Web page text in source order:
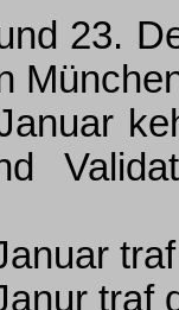
23.
traf